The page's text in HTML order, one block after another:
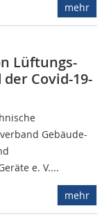
mehr
Lüftungs-
Covid-19-
Gebäude-

e. V....
mehr